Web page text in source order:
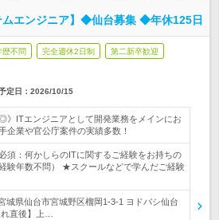
ムエンジニア】◆仙台募集 ◆年休125日
歴不問 完全週休2日制 第二新卒歓迎
定日： 2026/10/15
》ITエンジニアとして開発業務をメインにお
企業や官公庁案件の実績多数！
須：何かしらのITに関するご経験をお持ちの
験年数不問） ★スクールなどで学んだご経験
城県仙台市宮城野区榴岡1-3-1 ヨドバシ仙台
直後】上…